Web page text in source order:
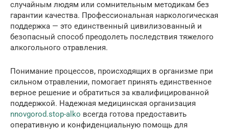
случайным людям или сомнительным методикам без
гарантии качества. Профессиональная наркологическая
поддержка — это единственный цивилизованный и
безопасный способ преодолеть последствия тяжелого
алкогольного отравления.
Понимание процессов, происходящих в организме при
сильном отравлении, помогает принять единственное
верное решение и обратиться за квалифицированной
поддержкой. Надежная медицинская организация
nnovgorod.stop-alko всегда готова предоставить
оперативную и конфиденциальную помощь для